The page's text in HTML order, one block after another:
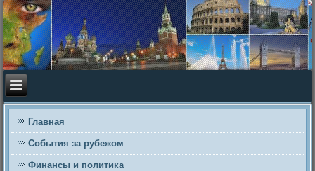
Главная
События за рубежом
Финансы и политика